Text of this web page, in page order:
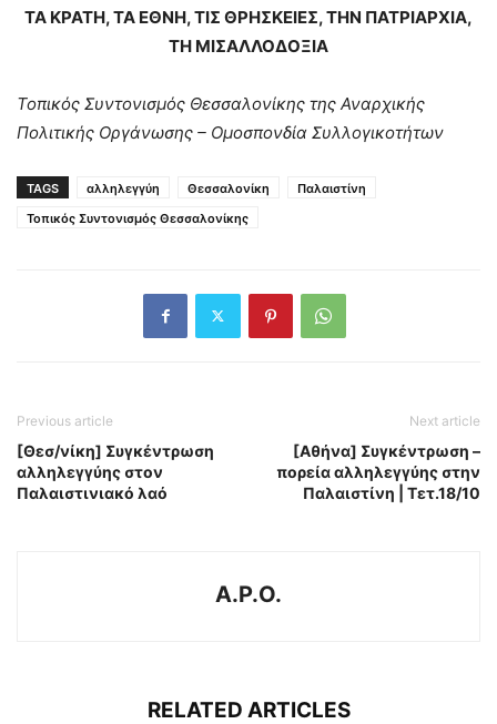
ΤΑ ΚΡΑΤΗ, ΤΑ ΕΘΝΗ, ΤΙΣ ΘΡΗΣΚΕΙΕΣ, ΤΗΝ ΠΑΤΡΙΑΡΧΙΑ,
ΤΗ ΜΙΣΑΛΛΟΔΟΞΙΑ
Τοπικός Συντονισμός Θεσσαλονίκης της Αναρχικής
Πολιτικής Οργάνωσης – Ομοσπονδία Συλλογικοτήτων
TAGS αλληλεγγύη Θεσσαλονίκη
Παλαιστίνη
Τοπικός Συντονισμός Θεσσαλονίκης
Previous article
[Θεσ/νίκη] Συγκέντρωση
αλληλεγγύης στον
Παλαιστινιακό λαό
Next article
[Αθήνα] Συγκέντρωση –
πορεία αλληλεγγύης στην
Παλαιστίνη | Τετ.18/10
A.P.O.
RELATED ARTICLES